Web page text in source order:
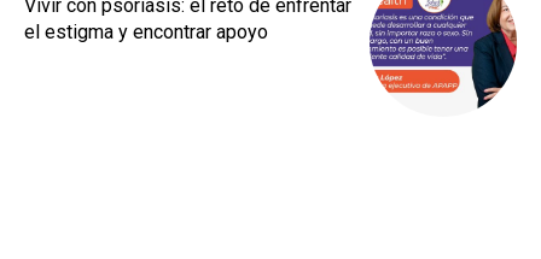
Vivir con psoriasis: el reto de enfrentar
el estigma y encontrar apoyo